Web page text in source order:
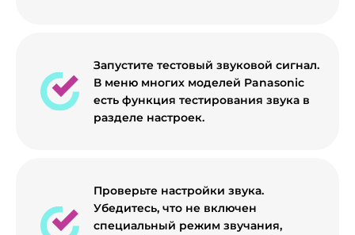
Запустите тестовый звуковой сигнал.
В меню многих моделей Panasonic
есть функция тестирования звука в
разделе настроек.
Проверьте настройки звука.
Убедитесь, что не включен
специальный режим звучания,